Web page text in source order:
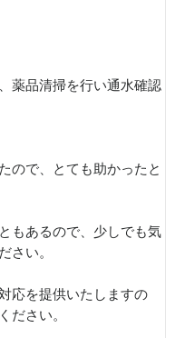
薬品清掃を行い通水確認
ので、とても助かったと
もあるので、少しでも気
さい。
応を提供いたしますの
ださい。